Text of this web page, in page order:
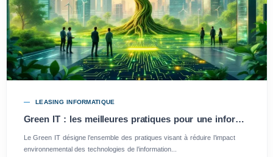
LEASING INFORMATIQUE
Green IT : les meilleures pratiques pour une informatique responsable
Le Green IT désigne l’ensemble des pratiques visant à réduire l’impact
environnemental des technologies de l’information...